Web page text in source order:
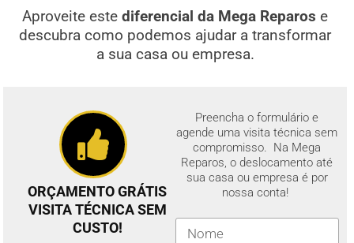
Aproveite estediferencial da Mega Reparos e
descubra como podemos ajudar a transformar
a sua casa ou empresa.
ORÇAMENTO GRÁTIS
VISITA TÉCNICA SEM
CUSTO!
Preencha o formulário e
agende uma visita técnica sem
compromisso. Na Mega
Reparos, o deslocamento até
sua casa ou empresa é por
nossa conta!